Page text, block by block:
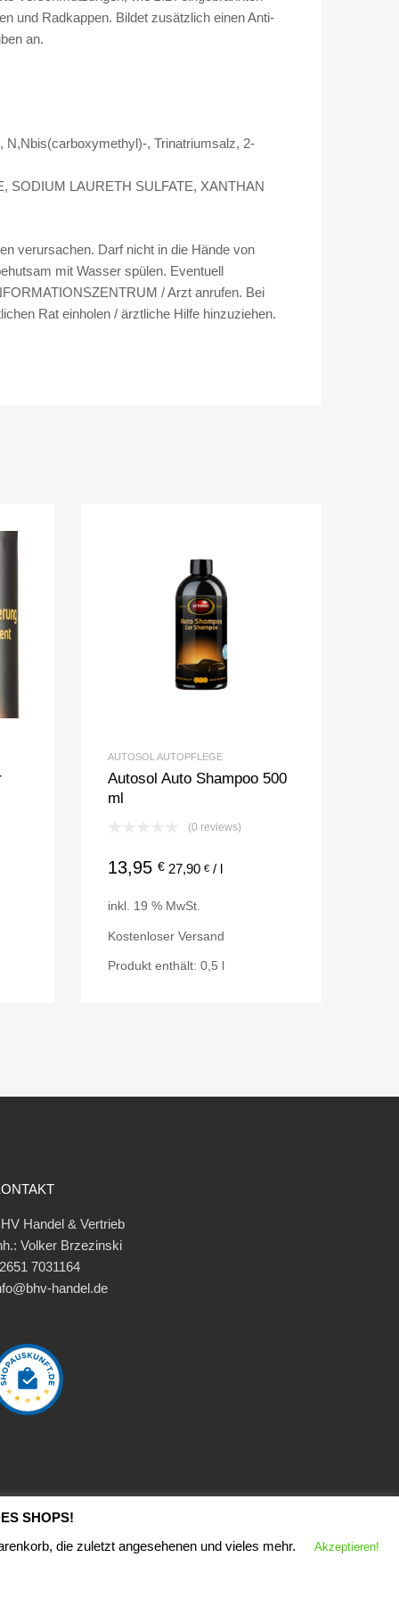
o
r
e
0
l
M
e
n
und Radkappen. Bildet zusätzlich einen Anti-
an.
, Trinatriumsalz, 2-
SODIUM LAURETH SULFATE, XANTHAN
verursachen. Darf nicht in die Hände von
mit Wasser spülen. Eventuell
/ Arzt anrufen. Bei
Rat einholen / ärztliche Hilfe hinzuziehen.
AUTOSOL AUTOPFLEGE
Autosol Auto Shampoo 500
ml
(0 reviews)
13,95 € 27,90 € / l
inkl. 19 % MwSt.
Kostenloser Versand
Produkt enthält: 0,5
Handel & Vertrieb
Volker Brzezinski
7031164
handel.de
SHOPS!
die zuletzt angesehenen und vieles mehr.
Akzeptieren!